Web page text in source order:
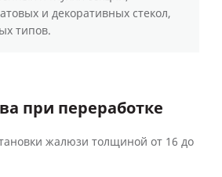
и декоративных стекол,
типов.
при переработке
жалюзи толщиной от 16 до